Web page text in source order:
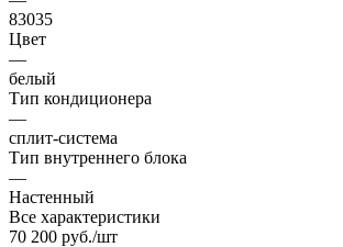
83035
Цвет
—
белый
Тип кондиционера
—
сплит-система
Тип внутреннего блока
—
Настенный
Все характеристики
70 200 руб./шт